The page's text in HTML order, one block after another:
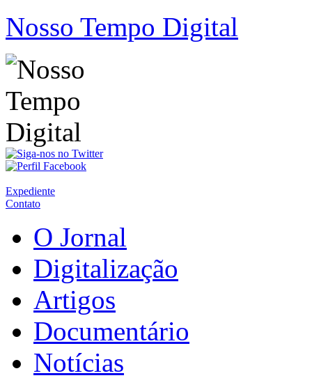
Nosso Tempo Digital
Expediente
Contato
O Jornal
Digitalização
Artigos
Documentário
Notícias